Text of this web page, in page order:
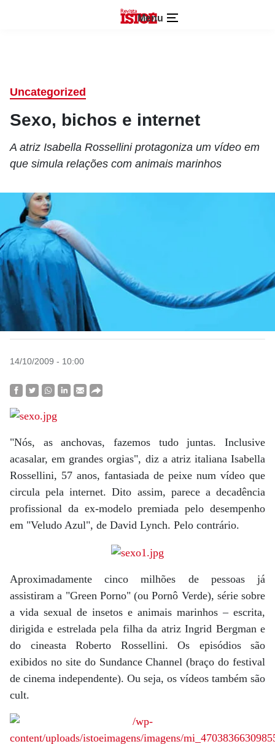
Menu
Uncategorized
Sexo, bichos e internet
A atriz Isabella Rossellini protagoniza um vídeo em
que simula relações com animais marinhos
14/10/2009 - 10:00
"Nós, as anchovas, fazemos tudo juntas. Inclusive
acasalar, em grandes orgias", diz a atriz italiana Isabella
Rossellini, 57 anos, fantasiada de peixe num vídeo que
circula pela internet. Dito assim, parece a decadência
profissional da ex-modelo premiada pelo desempenho
em "Veludo Azul", de David Lynch. Pelo contrário.
Aproximadamente cinco milhões de pessoas já
assistiram a "Green Porno" (ou Pornô Verde), série sobre
a vida sexual de insetos e animais marinhos – escrita,
dirigida e estrelada pela filha da atriz Ingrid Bergman e
do cineasta Roberto Rossellini. Os episódios são
exibidos no site do Sundance Channel (braço do festival
de cinema independente). Ou seja, os vídeos também são
cult.